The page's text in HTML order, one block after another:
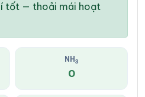
tốt — thoải mái hoạt
NH 3
0